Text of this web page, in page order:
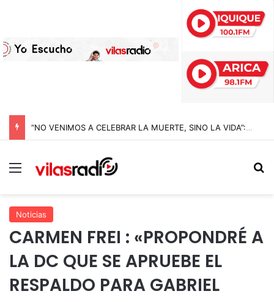
“NO VENIMOS A CELEBRAR LA MUERTE, SINO LA VIDA”: LA EMOTIVA ROMERÍA AL CEMENTERIO QUE MARCA EL CORAZÓN DE LA FIESTA DE SAN LORENZO
Menú
Noticias
CARMEN FREI : «PROPONDRÉ A
LA DC QUE SE APRUEBE EL
RESPALDO PARA GABRIEL